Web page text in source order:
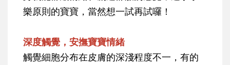
樂原則的寶寶，當然想一試再試囉！
深度觸覺，安撫寶寶情緒
觸覺細胞分布在皮膚的深淺程度不一，有的